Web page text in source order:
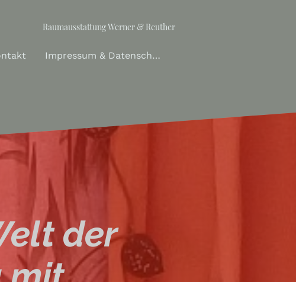
Raumausstattung Werner & Reuther
Impressum & Datenschutz
der